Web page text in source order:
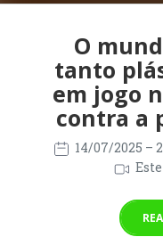
O
tanto
em jogo
contra a
14/07/2025 –